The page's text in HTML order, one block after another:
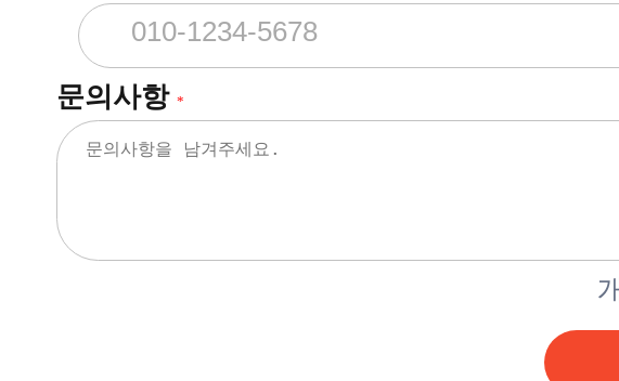
문의사항 *